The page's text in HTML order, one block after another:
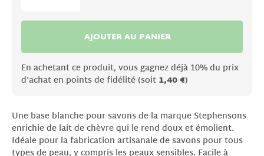
AJOUTER AU PANIER
En achetant ce produit, vous gagnez déjà 10% du prix
d'achat en points de fidélité (soit 1,40 €)
Une base blanche pour savons de la marque Stephensons
enrichie de lait de chèvre qui le rend doux et émolient.
Idéale pour la fabrication artisanale de savons pour tous